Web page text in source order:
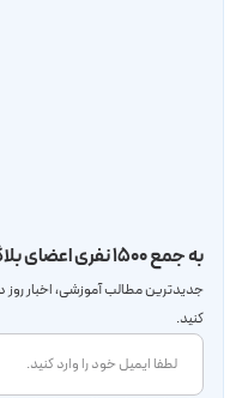
به جمع ۱۵۰۰ نفری اعضای بلاگ بپیوندید
جدید‌ترین مطالب آموزشی، اخبار روز
کنید.